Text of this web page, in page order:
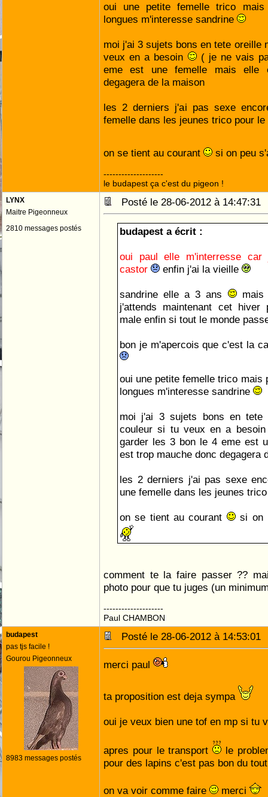
oui une petite femelle trico
longues m'interesse sandrine
moi j'ai 3 sujets bons en tete oreille
veux en a besoin
( je ne vais
eme est une femelle mais elle
degagera de la maison
les 2 derniers j'ai pas sexe
femelle dans les jeunes trico pour
on se tient au courant si on peu
--------------------
le budapest ça c'est du pigeon !
LYNX
Maitre Pigeonneux
2810 messages postés
Posté le 28-06-2012 à
budapest a écrit :
oui paul elle m'interresse
castor
enfin j'ai la vieille
sandrine elle a 3 ans
mais
j'attends maintenant cet
male enfin si tout le monde
bon je m'apercois que c'est la
oui une petite femelle trico mais
longues m'interesse sandrine
moi j'ai 3 sujets bons en tete
couleur si tu veux en a
garder les 3 bon le 4 eme est
est trop mauche donc degagera
les 2 derniers j'ai pas sexe
une femelle dans les jeunes
on se tient au courant si on
comment te la faire passer ??
photo pour que tu juges (un
--------------------
Paul CHAMBON
budapest
pas tjs facile !
Gourou Pigeonneux
8983 messages postés
Posté le 28-06-2012 à
merci paul
ta proposition est deja sympa
oui je veux bien une tof en mp si tu
apres pour le transport
le
pour des lapins c'est pas bon du
on va voir comme faire merci